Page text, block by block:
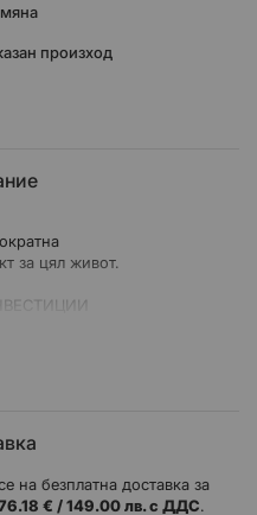
произход
за цял живот.
на
да съкратят работния
да осигурите на вашия
преждевременно
High-Flow Air Filters ™, филтри
запазването на
на безплатна доставка за
€ / 149.00 лв. с ДДС.